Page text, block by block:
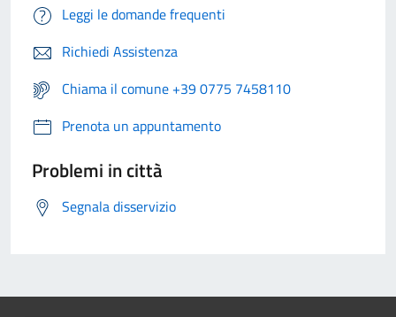
Leggi le domande frequenti
Richiedi Assistenza
Chiama il comune +39 0775 7458110
Prenota un appuntamento
Problemi in città
Segnala disservizio